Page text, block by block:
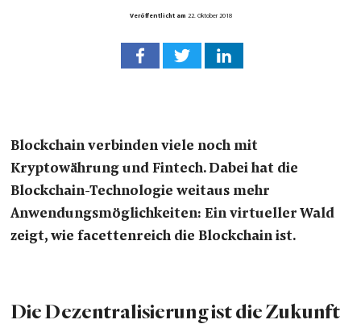
Veröffentlicht am 22. Oktober 2018
Blockchain verbinden viele noch mit
Kryptowährung und Fintech. Dabei hat die
Blockchain-Technologie weitaus mehr
Anwendungsmöglichkeiten: Ein virtueller Wald
zeigt, wie facettenreich die Blockchain ist.
Die Dezentralisierung ist die Zukunft